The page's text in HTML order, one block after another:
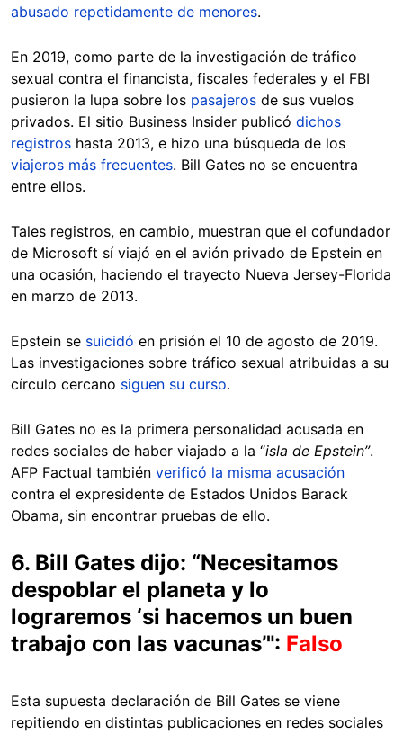
abusado repetidamente de menores.
En 2019, como parte de la investigación de tráfico
sexual contra el financista, fiscales federales y el FBI
pusieron la lupa sobre los pasajeros de sus vuelos
privados. El sitio Business Insider publicó dichos
registros hasta 2013, e hizo una búsqueda de los
viajeros más frecuentes. Bill Gates no se encuentra
entre ellos.
Tales registros, en cambio, muestran que el cofundador
de Microsoft sí viajó en el avión privado de Epstein en
una ocasión, haciendo el trayecto Nueva Jersey-Florida
en marzo de 2013.
Epstein se suicidó en prisión el 10 de agosto de 2019.
Las investigaciones sobre tráfico sexual atribuidas a su
círculo cercano siguen su curso.
Bill Gates no es la primera personalidad acusada en
redes sociales de haber viajado a la “isla de Epstein”.
AFP Factual también verificó la misma acusación
contra el expresidente de Estados Unidos Barack
Obama, sin encontrar pruebas de ello.
6. Bill Gates dijo: “Necesitamos
despoblar el planeta y lo
lograremos ‘si hacemos un buen
trabajo con las vacunas’": Falso
Esta supuesta declaración de Bill Gates se viene
repitiendo en distintas publicaciones en redes sociales